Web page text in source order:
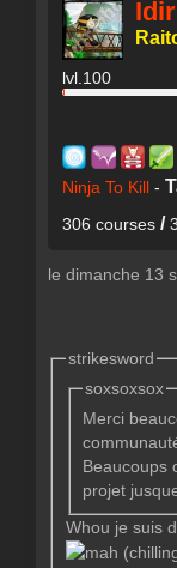
lvl.100
Ninja To Kill -
306 courses /
le dimanche 13
strikesword
soxsoxsox
Merci
Beaucoups
projet
Whou je suis